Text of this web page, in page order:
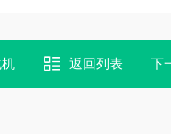
返回列表 下